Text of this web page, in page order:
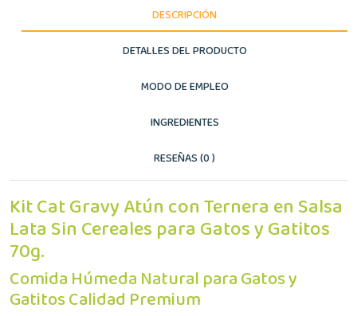
DESCRIPCIÓN
DETALLES DEL PRODUCTO
MODO DE EMPLEO
INGREDIENTES
RESEÑAS (0 )
Kit Cat Gravy Atún con Ternera en Salsa
Lata Sin Cereales para Gatos y Gatitos
70g.
Comida Húmeda Natural para Gatos y
Gatitos Calidad Premium